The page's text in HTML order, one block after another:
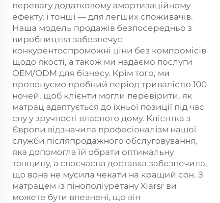
перевагу додатковому амортизаційному
ефекту, і тонші — для легших споживачів.
Наша модель продажів безпосередньо з
виробництва забезпечує
конкурентоспроможні ціни без компромісів
щодо якості, а також ми надаємо послуги
OEM/ODM для бізнесу. Крім того, ми
пропонуємо пробний період тривалістю 100
ночей, щоб клієнти могли перевірити, як
матрац адаптується до їхньої позиції під час
сну у зручності власного дому. Клієнтка з
Європи відзначила професіоналізм нашої
служби післяпродажного обслуговування,
яка допомогла їй обрати оптимальну
товщину, а своєчасна доставка забезпечила,
що вона не мусила чекати на кращий сон. З
матрацем із пінополіуретану Xiarsr ви
можете бути впевнені, що він